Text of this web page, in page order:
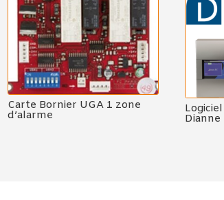
Carte Bornier UGA 1 zone
d’alarme Dianne